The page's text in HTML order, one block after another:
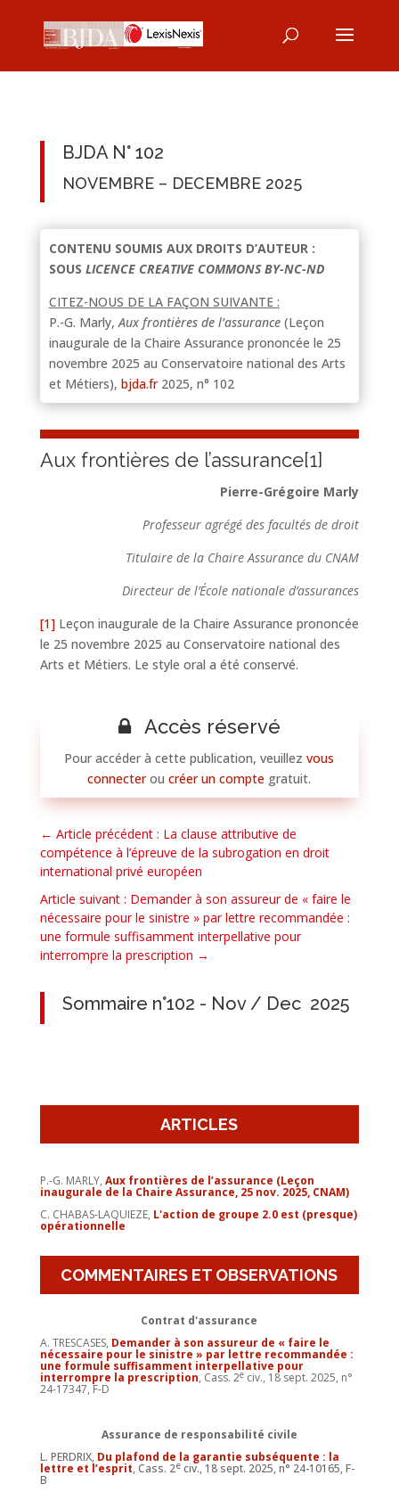
BJDA N° 102
NOVEMBRE – DECEMBRE 2025
CONTENU SOUMIS AUX DROITS D’AUTEUR :
SOUS LICENCE CREATIVE COMMONS BY-NC-ND
CITEZ-NOUS DE LA FAÇON SUIVANTE :
P.-G. Marly,Aux frontières de l’assurance (Leçon
inaugurale de la Chaire Assurance prononcée le 25
novembre 2025 au Conservatoire national des Arts
et Métiers), bjda.fr2025, n° 102
Aux frontières de l’assurance[1]
Pierre-Grégoire Marly
Professeur agrégé des facultés de droit
Titulaire de la Chaire Assurance du CNAM
Directeur de l’École nationale d’assurances
[1]Leçon inaugurale de la Chaire Assurance prononcée
le 25 novembre 2025 au Conservatoire national des
Arts et Métiers. Le style oral a été conservé.
Accès réservé
Pour accéder à cette publication, veuillezvous
connecteroucréer un compte gratuit.
← Article précédent : La clause attributive de
compétence à l’épreuve de la subrogation en droit
international privé européen
Article suivant : Demander à son assureur de « faire le
nécessaire pour le sinistre » par lettre recommandée :
une formule suffisamment interpellative pour
interrompre la prescription →
Sommaire n°102 - Nov / Dec 2025
ARTICLES
P.-G. MARLY, Aux frontières de l’assurance (Leçon
inaugurale de la Chaire Assurance, 25 nov. 2025, CNAM)
C. CHABAS-LAQUIEZE, L'action de groupe 2.0 est (presque)
opérationnelle
COMMENTAIRES ET OBSERVATIONS
Contrat d'assurance
A. TRESCASES, Demander à son assureur de « faire le
nécessaire pour le sinistre » par lettre recommandée :
une formule suffisamment interpellative pour
interrompre la prescription, Cass. 2eciv., 18 sept. 2025, n°
24-17347, F-D
Assurance de responsabilité civile
L. PERDRIX, Du plafond de la garantie subséquente : la
lettre et l’esprit, Cass. 2eciv., 18 sept. 2025, n° 24-10165, F-
B